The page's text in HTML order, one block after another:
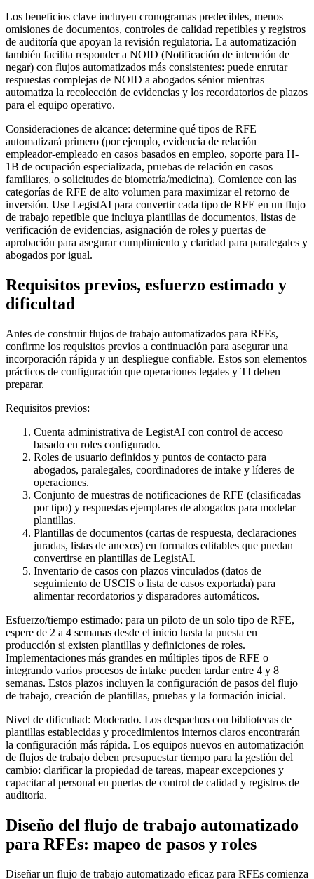
Los beneficios clave incluyen cronogramas predecibles, menos
omisiones de documentos, controles de calidad repetibles y registros
de auditoría que apoyan la revisión regulatoria. La automatización
también facilita responder a NOID (Notificación de intención de
negar) con flujos automatizados más consistentes: puede enrutar
respuestas complejas de NOID a abogados sénior mientras
automatiza la recolección de evidencias y los recordatorios de plazos
para el equipo operativo.
Consideraciones de alcance: determine qué tipos de RFE
automatizará primero (por ejemplo, evidencia de relación
empleador-empleado en casos basados en empleo, soporte para H-
1B de ocupación especializada, pruebas de relación en casos
familiares, o solicitudes de biometría/medicina). Comience con las
categorías de RFE de alto volumen para maximizar el retorno de
inversión. Use LegistAI para convertir cada tipo de RFE en un flujo
de trabajo repetible que incluya plantillas de documentos, listas de
verificación de evidencias, asignación de roles y puertas de
aprobación para asegurar cumplimiento y claridad para paralegales y
abogados por igual.
Requisitos previos, esfuerzo estimado y
dificultad
Antes de construir flujos de trabajo automatizados para RFEs,
confirme los requisitos previos a continuación para asegurar una
incorporación rápida y un despliegue confiable. Estos son elementos
prácticos de configuración que operaciones legales y TI deben
preparar.
Requisitos previos:
Cuenta administrativa de LegistAI con control de acceso
basado en roles configurado.
Roles de usuario definidos y puntos de contacto para
abogados, paralegales, coordinadores de intake y líderes de
operaciones.
Conjunto de muestras de notificaciones de RFE (clasificadas
por tipo) y respuestas ejemplares de abogados para modelar
plantillas.
Plantillas de documentos (cartas de respuesta, declaraciones
juradas, listas de anexos) en formatos editables que puedan
convertirse en plantillas de LegistAI.
Inventario de casos con plazos vinculados (datos de
seguimiento de USCIS o lista de casos exportada) para
alimentar recordatorios y disparadores automáticos.
Esfuerzo/tiempo estimado: para un piloto de un solo tipo de RFE,
espere de 2 a 4 semanas desde el inicio hasta la puesta en
producción si existen plantillas y definiciones de roles.
Implementaciones más grandes en múltiples tipos de RFE o
integrando varios procesos de intake pueden tardar entre 4 y 8
semanas. Estos plazos incluyen la configuración de pasos del flujo
de trabajo, creación de plantillas, pruebas y la formación inicial.
Nivel de dificultad: Moderado. Los despachos con bibliotecas de
plantillas establecidas y procedimientos internos claros encontrarán
la configuración más rápida. Los equipos nuevos en automatización
de flujos de trabajo deben presupuestar tiempo para la gestión del
cambio: clarificar la propiedad de tareas, mapear excepciones y
capacitar al personal en puertas de control de calidad y registros de
auditoría.
Diseño del flujo de trabajo automatizado
para RFEs: mapeo de pasos y roles
Diseñar un flujo de trabajo automatizado eficaz para RFEs comienza